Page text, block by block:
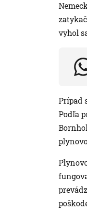
vyhol
Prípad
Podľa